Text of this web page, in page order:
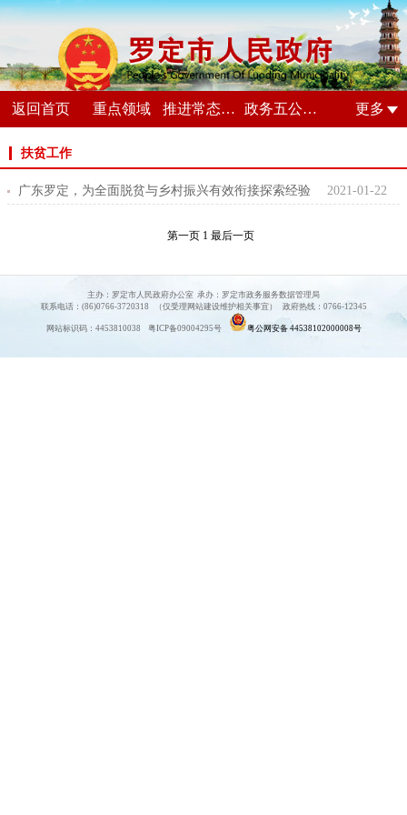
返回首页 重点领域 推进常态化扫黑除恶斗争 政务五公开专栏 更多
扶贫工作
广东罗定，为全面脱贫与乡村振兴有效衔接探索经验 2021-01-22
第一页 1 最后一页
主办：罗定市人民政府办公室 承办：罗定市政务服务数据管理局
联系电话：(86)0766-3720318 （仅受理网站建设维护相关事宜） 政府热线：0766-12345
网站标识码：4453810038 粤ICP备09004295号 粤公网安备 44538102000008号